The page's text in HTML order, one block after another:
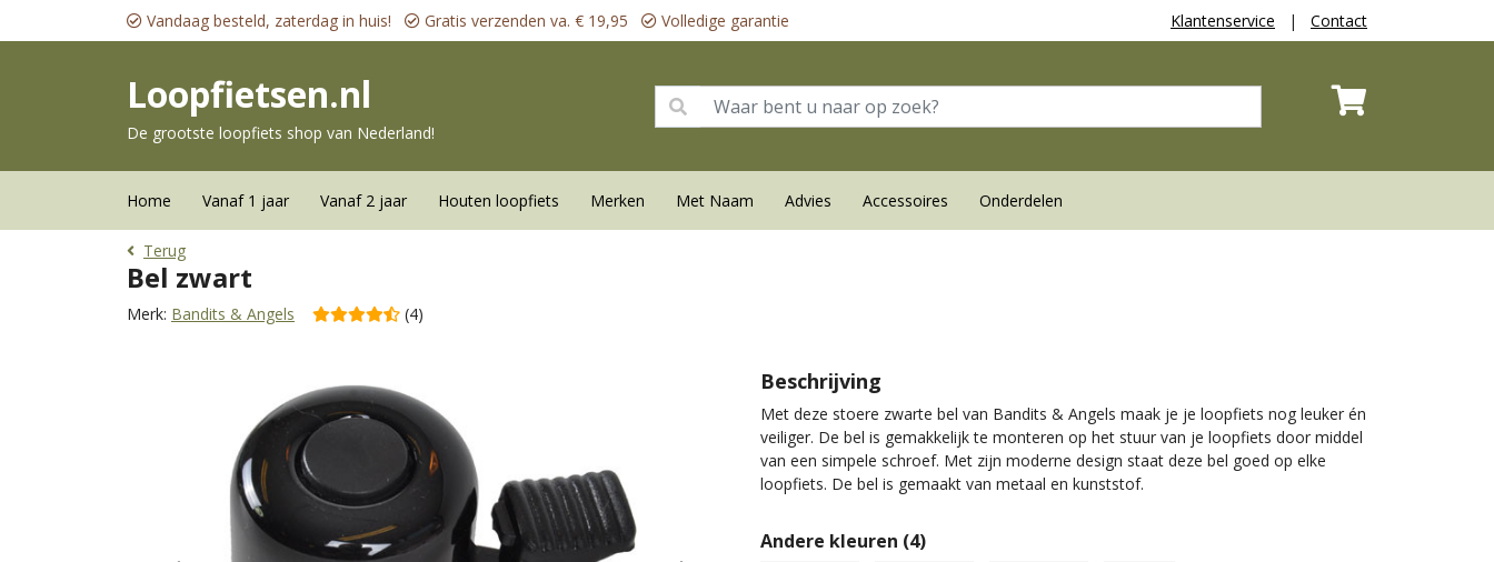
Vandaag besteld, zaterdag in huis! Gratis verzenden va. € 19,95 Volledige garantie Klantenservice | Contact
Loopfietsen.nl
De grootste loopfiets shop van Nederland!
Home Vanaf 1 jaar Vanaf 2 jaar Houten loopfiets Merken Met Naam Advies Accessoires Onderdelen
Terug
Bel zwart
Merk: Bandits & Angels (4)
Beschrijving
Met deze stoere zwarte bel van Bandits & Angels maak je je loopfiets nog leuker én
veiliger. De bel is gemakkelijk te monteren op het stuur van je loopfiets door middel
van een simpele schroef. Met zijn moderne design staat deze bel goed op elke
loopfiets. De bel is gemaakt van metaal en kunststof.
Andere kleuren (4)